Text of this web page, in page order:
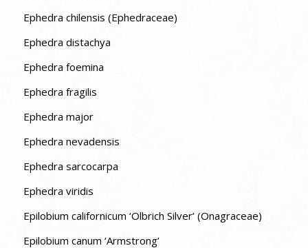
Ephedra chilensis (Ephedraceae)
Ephedra distachya
Ephedra foemina
Ephedra fragilis
Ephedra major
Ephedra nevadensis
Ephedra sarcocarpa
Ephedra viridis
Epilobium californicum ‘Olbrich Silver’ (Onagraceae)
Epilobium canum ‘Armstrong’